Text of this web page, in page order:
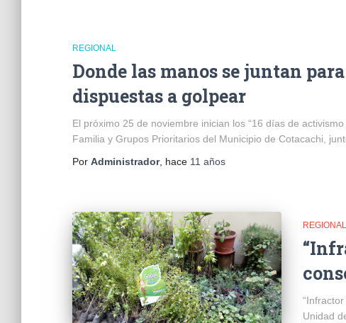
REGIONAL
Donde las manos se juntan
dispuestas a golpear
El próximo 25 de noviembre inician los “16 días de
Familia y Grupos Prioritarios del Municipio de Cotacachi,
Por Administrador, hace 11 años
REGIONAL
Unidad